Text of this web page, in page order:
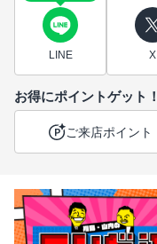
LINE X
お得にポイントゲット！
ご来店ポイント